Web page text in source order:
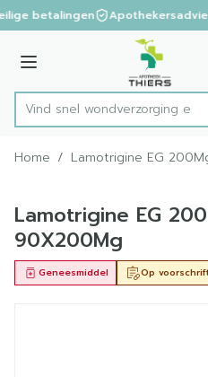
Ga naar de inhoud
1 van 1
betalingen
Menu
Product, merk, categorie...
Vind snel wondve
Home / Lamotrigine EG
Lamotrigine EG
90X200Mg
Op
Geneesmiddel